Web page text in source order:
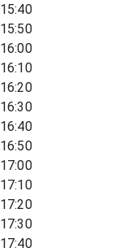
15:40
15:50
16:00
16:10
16:20
16:30
16:40
16:50
17:00
17:10
17:20
17:30
17:40